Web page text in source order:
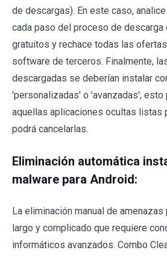
de descargas). En este caso,
cada paso del proceso de descarga
gratuitos y rechace todas las
software de terceros. Finalmente,
descargadas se deberían instalar
'personalizadas' o 'avanzadas'; esto
aquellas aplicaciones ocultas listas
podrá cancelarlas.
Eliminación automática
malware para Android:
La eliminación manual de
largo y complicado que requiere
informáticos avanzados. Combo